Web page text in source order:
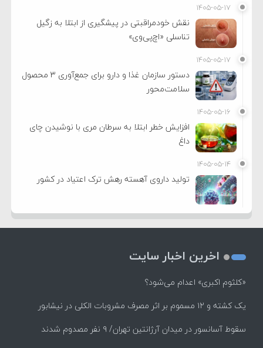
۱۴۰۵-۰۵-۱۷
نقش خودمراقبتی در پیشگیری از ابتلا به زگیل
تناسلی «اچ‌پی‌وی»
۱۴۰۵-۰۵-۱۷
دستور سازمان غذا و دارو برای جمع‌آوری ۳ محصول
سلامت‌محور
۱۴۰۵-۰۵-۱۶
افزایش خطر ابتلا به سرطان مری با نوشیدن چای
داغ
۱۴۰۵-۰۵-۱۴
تولید داروی آهسته رهش ترک اعتیاد در کشور
اخرین اخبار سایت
«کلثوم اکبری» اعدام می‌شود؟
یک کشته و ۱۲ مسموم بر اثر مصرف مشروبات الکلی در نیشابور
سقوط آسانسور در میدان آرژانتین تهران/ ۹ نفر مصدوم شدند